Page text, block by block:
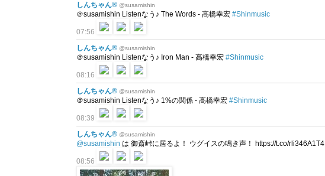
しんちゃん® @susamishin
＠susamishin Listenなう♪ The Words - 高橋幸宏 #Shinmusic
07:56
しんちゃん® @susamishin
＠susamishin Listenなう♪ Iron Man - 高橋幸宏 #Shinmusic
08:16
しんちゃん® @susamishin
＠susamishin Listenなう♪ 1%の関係 - 高橋幸宏 #Shinmusic
08:39
しんちゃん® @susamishin
@susamishin は 御斎峠に居るよ！ ウグイスの鳴き声！ https://t.co/rli346A1T4
08:56